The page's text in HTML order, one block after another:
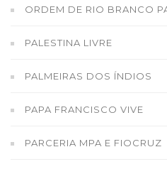
ORDEM DE RIO BRANCO
PALESTINA LIVRE
PALMEIRAS DOS ÍNDIOS
PAPA FRANCISCO VIVE
PARCERIA MPA E FIOCRUZ